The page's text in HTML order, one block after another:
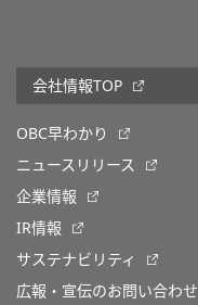
会社情報TOP
OBC早わかり
ニュースリリース
企業情報
IR情報
サステナビリティ
広報・宣伝のお問い合わせ